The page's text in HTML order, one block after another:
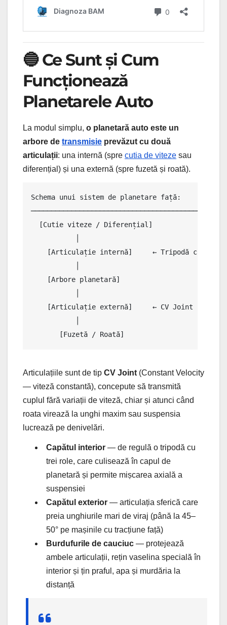
🔵 Ce Sunt și Cum
Funcționează
Planetarele Auto
La modul simplu, o planetară auto este un
arbore de transmisie prevăzut cu două
articulații: una internă (spre cutia de viteze sau
diferențial) și una externă (spre fuzetă și roată).
Schema unui sistem de planetare față:
  [Cutie viteze / Diferențial]
[Articulație internă]     ← Tripodă cu 3
    [Arbore planetară]
[Articulație externă]     ← CV Joint sferic
       [Fuzetă / Roată]
Articulațiile sunt de tip CV Joint (Constant Velocity
— viteză constantă), concepute să transmită
cuplul fără variații de viteză, chiar și atunci când
roata virează la unghi maxim sau suspensia
lucrează pe denivelări.
Capătul interior — de regulă o tripodă cu
trei role, care culisează în capul de
planetară și permite mișcarea axială a
suspensiei
Capătul exterior — articulația sferică care
preia unghiurile mari de viraj (până la 45–
50° pe mașinile cu tracțiune față)
Burdufurile de cauciuc — protejează
ambele articulații, rețin vaselina specială în
interior și țin praful, apa și murdăria la
distanță